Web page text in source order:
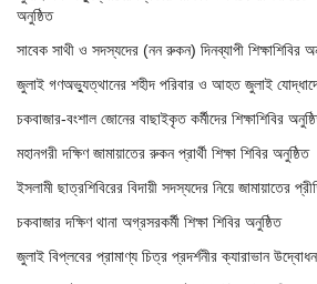
অনুষ্ঠিত
সাবেক সাথী ও সদস্যদের (নন রুকন) দিনব্যাপী শিক্ষাশিবির
জুলাই গণঅভ্যুত্থানের শহীদ পরিবার ও আহত জুলাই
চকবাজার-বংশাল জোনের বাছাইকৃত কর্মীদের শিক্ষাশিবির
মহানগরী দক্ষিণ জামায়াতের রুকন প্রার্থী শিক্ষা শিবির অনুষ্ঠিত
ইসলামী ছাত্রশিবিরের বিদায়ী সদস্যদের নিয়ে জামায়াতের
চকবাজার দক্ষিণ থানা অগ্রসরকর্মী শিক্ষা শিবির অনুষ্ঠিত
জুলাই বিপ্লবের প্রামাণ্য চিত্র প্রদর্শনীর ক্যারাভান উদ্বোধন